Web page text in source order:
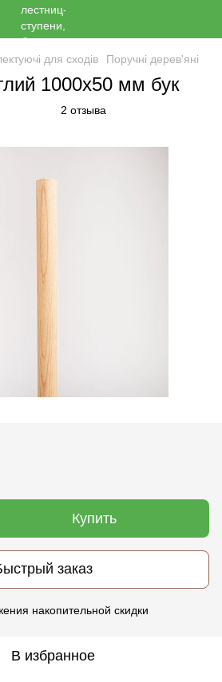
для сходів Поручні дерев'яні
1000х50 мм бук
2 отзыва
Купить
заказ
накопительной скидки
В избранное